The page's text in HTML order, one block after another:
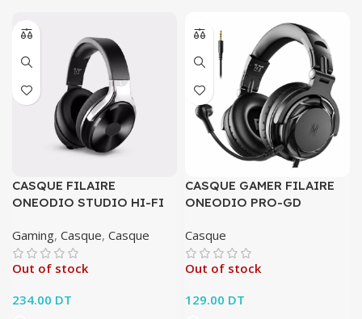
CASQUE FILAIRE
ONEODIO STUDIO HI-FI
Gaming, Casque, Casque
Out of stock
234.00 DT
CASQUE GAMER FILAIRE
ONEODIO PRO-GD
Casque
Out of stock
129.00 DT